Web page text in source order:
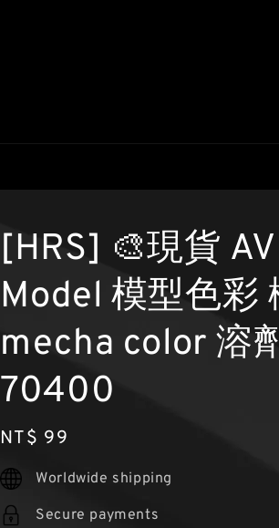
[HRS] 🎨現貨
Model 模型色彩
mecha color 溶
70400
Regular
price
NT$ 99
Worldwide shipping
Secure payments